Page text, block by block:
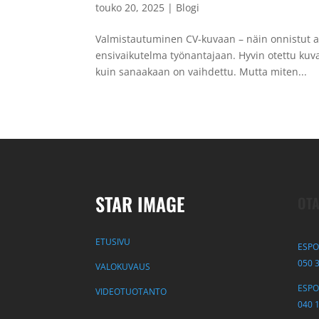
touko 20, 2025 | Blogi
Valmistautuminen CV-kuvaan – näin onnistut
ensivaikutelma työnantajaan. Hyvin otettu
kuin sanaakaan on vaihdettu. Mutta miten...
STAR IMAGE
ETUSIVU
VALOKUVAUS
VIDEOTUOTANTO
050
040